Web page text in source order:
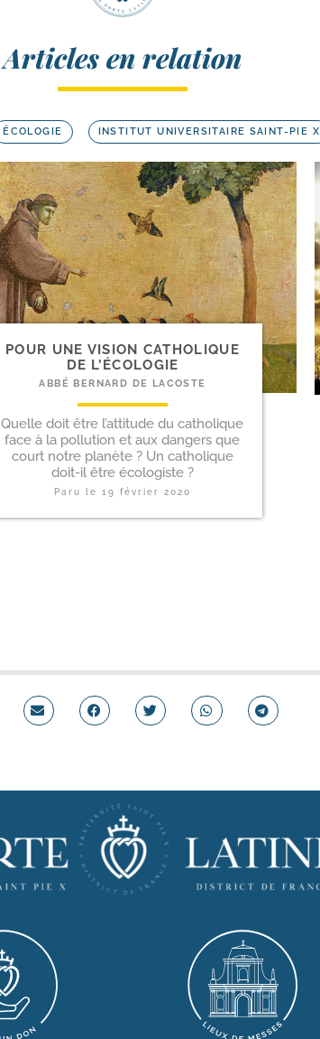
Articles en relation
ÉCOLOGIE INSTITUT UNIVERSITAIRE SAINT-PIE X
POUR UNE VISION CATHOLIQUE
DE L’ÉCOLOGIE
ABBÉ BERNARD DE LACOSTE
Quelle doit être l’attitude du catholique
face à la pollution et aux dangers que
court notre planète ? Un catholique
doit-il être écologiste ?
Paru le 19 février 2020